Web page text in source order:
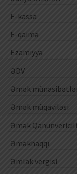
E-kassa
E-qaimə
Ezamiyyə
ƏDV
Əmək
Əmək müqaviləsi
Əmək
Əməkhaqqı
Əmlak vergisi